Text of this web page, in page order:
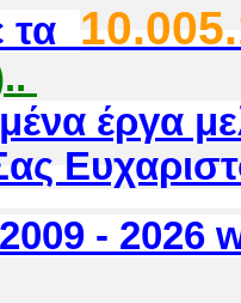
έργα
2009 - 2026